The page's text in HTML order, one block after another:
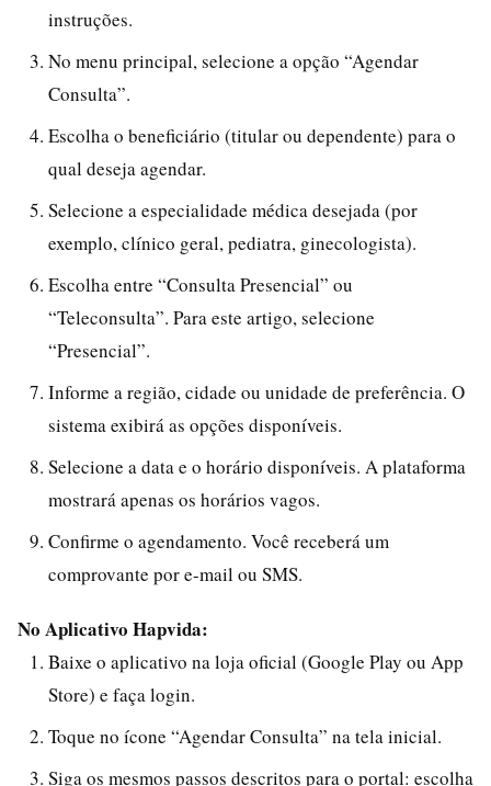
instruções.
No menu principal, selecione a opção “Agendar
Consulta”.
Escolha o beneficiário (titular ou dependente) para o
qual deseja agendar.
Selecione a especialidade médica desejada (por
exemplo, clínico geral, pediatra, ginecologista).
Escolha entre “Consulta Presencial” ou
“Teleconsulta”. Para este artigo, selecione
“Presencial”.
Informe a região, cidade ou unidade de preferência. O
sistema exibirá as opções disponíveis.
Selecione a data e o horário disponíveis. A plataforma
mostrará apenas os horários vagos.
Confirme o agendamento. Você receberá um
comprovante por e-mail ou SMS.
No Aplicativo Hapvida:
Baixe o aplicativo na loja oficial (Google Play ou App
Store) e faça login.
Toque no ícone “Agendar Consulta” na tela inicial.
Siga os mesmos passos descritos para o portal: escolha